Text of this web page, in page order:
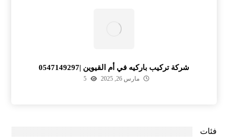
شركة تركيب باركيه في أم القيوين |0547149297
مارس 26, 2025 5
فئات